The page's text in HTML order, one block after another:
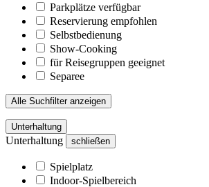
Parkplätze verfügbar
Reservierung empfohlen
Selbstbedienung
Show-Cooking
für Reisegruppen geeignet
Separee
Alle Suchfilter anzeigen
Unterhaltung
Unterhaltung schließen
Spielplatz
Indoor-Spielbereich